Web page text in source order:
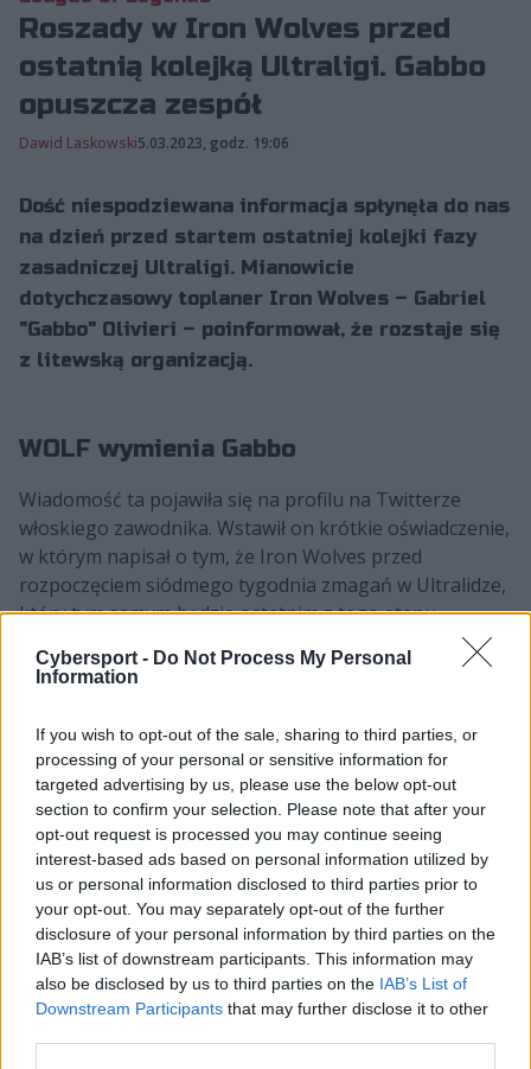
Cybersport - Do Not Process My Personal
Information
If you wish to opt-out of the sale, sharing to third parties, or
processing of your personal or sensitive information for
targeted advertising by us, please use the below opt-out
section to confirm your selection. Please note that after your
opt-out request is processed you may continue seeing
interest-based ads based on personal information utilized by
us or personal information disclosed to third parties prior to
your opt-out. You may separately opt-out of the further
disclosure of your personal information by third parties on the
IAB’s list of downstream participants. This information may
also be disclosed by us to third parties on the IAB’s List of
Downstream Participants that may further disclose it to other
Roszady w Iron Wolves przed
ostatnią kolejką Ultraligi. Gabbo
opuszcza zespół
Dawid Laskowski5.03.2023, godz. 19:06
Dość niespodziewana informacja spłynęła do nas
na dzień przed startem ostatniej kolejki fazy
zasadniczej Ultraligi. Mianowicie
dotychczasowy toplaner Iron Wolves – Gabriel
"Gabbo" Olivieri – poinformował, że rozstaje się
z litewską organizacją.
WOLF wymienia Gabbo
Wiadomość ta pojawiła się na profilu na Twitterze
włoskiego zawodnika. Wstawił on krótkie oświadczenie,
w którym napisał o tym, że Iron Wolves przed
rozpoczęciem siódmego tygodnia zmagań w Ultralidze,
który tym samym będzie ostatnim z tego etapu,
Kilka dni
temu Iron Wolves powiedzieli mi, że nie będę już z nimi
sezonu Ultraligi– czytamy w komunikacie Gabbo –Po
serii sześciu porażek zgadzam się, ze w Iron Wolves
potrzebna była zmiana, więc życzę im powodzenia w
przełamaniu złej passy i awansowaniu do play-offów–
dodaje 23-latek.
The end of my Ultraliga Spring 2022
Read:https://t.co/KzypmIkwl7
— Gabriel "Gabbo" Olivieri (@lol_gabbo)March
5, 2023